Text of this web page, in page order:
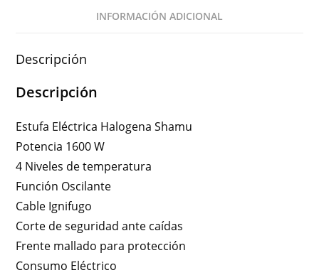
INFORMACIÓN ADICIONAL
Descripción
Descripción
Estufa Eléctrica Halogena Shamu
Potencia 1600 W
4 Niveles de temperatura
Función Oscilante
Cable Ignifugo
Corte de seguridad ante caídas
Frente mallado para protección
Consumo Eléctrico